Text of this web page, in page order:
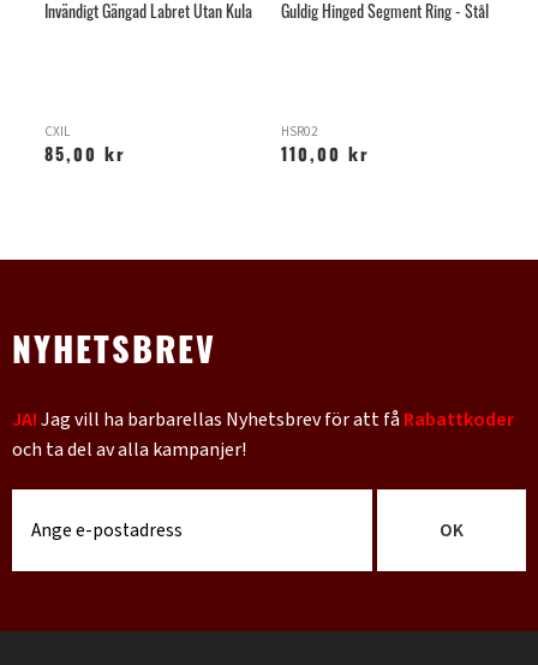
Invändigt Gängad Labret Utan Kula
CXIL
85,00 kr
Guldig Hinged Segment Ring - Stål
HSR02
110,00 kr
NYHETSBREV
JA!Jag vill ha barbarellas Nyhetsbrev för att fåRabattkoder
och ta del av alla kampanjer!
OK